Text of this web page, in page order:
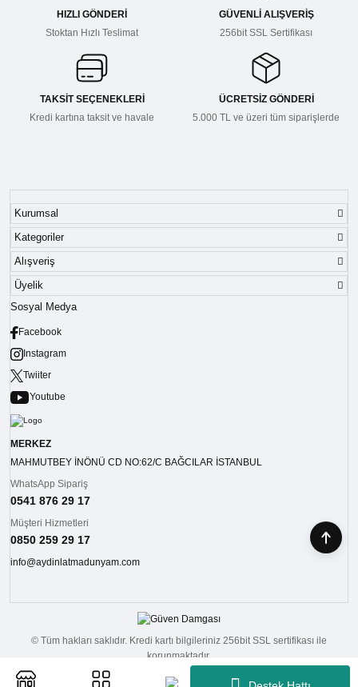
HIZLI GÖNDERİ
Stoktan Hızlı Teslimat
GÜVENLİ ALIŞVERİŞ
256bit SSL Sertifikası
TAKSİT SEÇENEKLERİ
Kredi kartına taksit ve havale
ÜCRETSİZ GÖNDERİ
5.000 TL ve üzeri tüm siparişlerde
Kurumsal
Kategoriler
Alışveriş
Üyelik
Sosyal Medya
Facebook
Instagram
Twiiter
Youtube
MERKEZ
MAHMUTBEY İNÖNÜ CD NO:62/C BAĞCILAR İSTANBUL
WhatsApp Sipariş
0541 876 29 17
Müşteri Hizmetleri
0850 259 29 17
info@aydinlatmadunyam.com
© Tüm hakları saklıdır. Kredi kartı bilgileriniz 256bit SSL sertifikası ile
korunmaktadır.